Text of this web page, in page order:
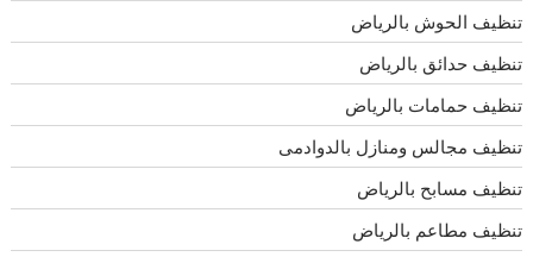
تنظيف الحوش بالرياض
تنظيف حدائق بالرياض
تنظيف حمامات بالرياض
تنظيف مجالس ومنازل بالدوادمى
تنظيف مسابح بالرياض
تنظيف مطاعم بالرياض